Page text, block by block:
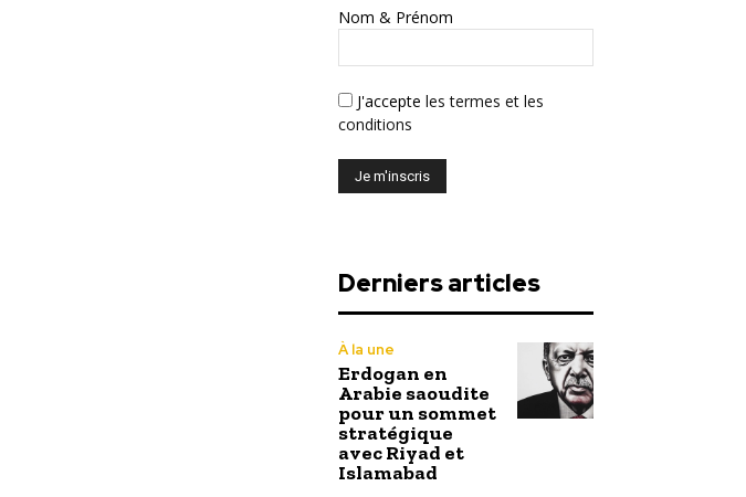
Nom & Prénom
J'accepte les termes et les
conditions
Derniers articles
À la une
Erdogan en
Arabie saoudite
pour un sommet
stratégique
avec Riyad et
Islamabad